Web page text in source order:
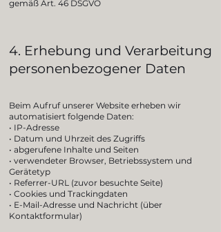
gemäß Art. 46 DSGVO
4. Erhebung und Verarbeitung
personenbezogener Daten
Beim Aufruf unserer Website erheben wir
automatisiert folgende Daten:
• IP-Adresse
• Datum und Uhrzeit des Zugriffs
• abgerufene Inhalte und Seiten
• verwendeter Browser, Betriebssystem und
Gerätetyp
• Referrer-URL (zuvor besuchte Seite)
• Cookies und Trackingdaten
• E-Mail-Adresse und Nachricht (über
Kontaktformular)